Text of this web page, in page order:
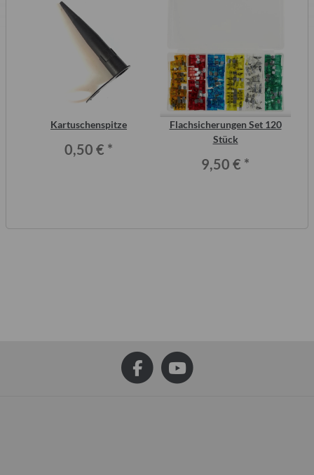
Kartuschenspitze
0,50 € *
Flachsicherungen Set 120
Stück
9,50 € *